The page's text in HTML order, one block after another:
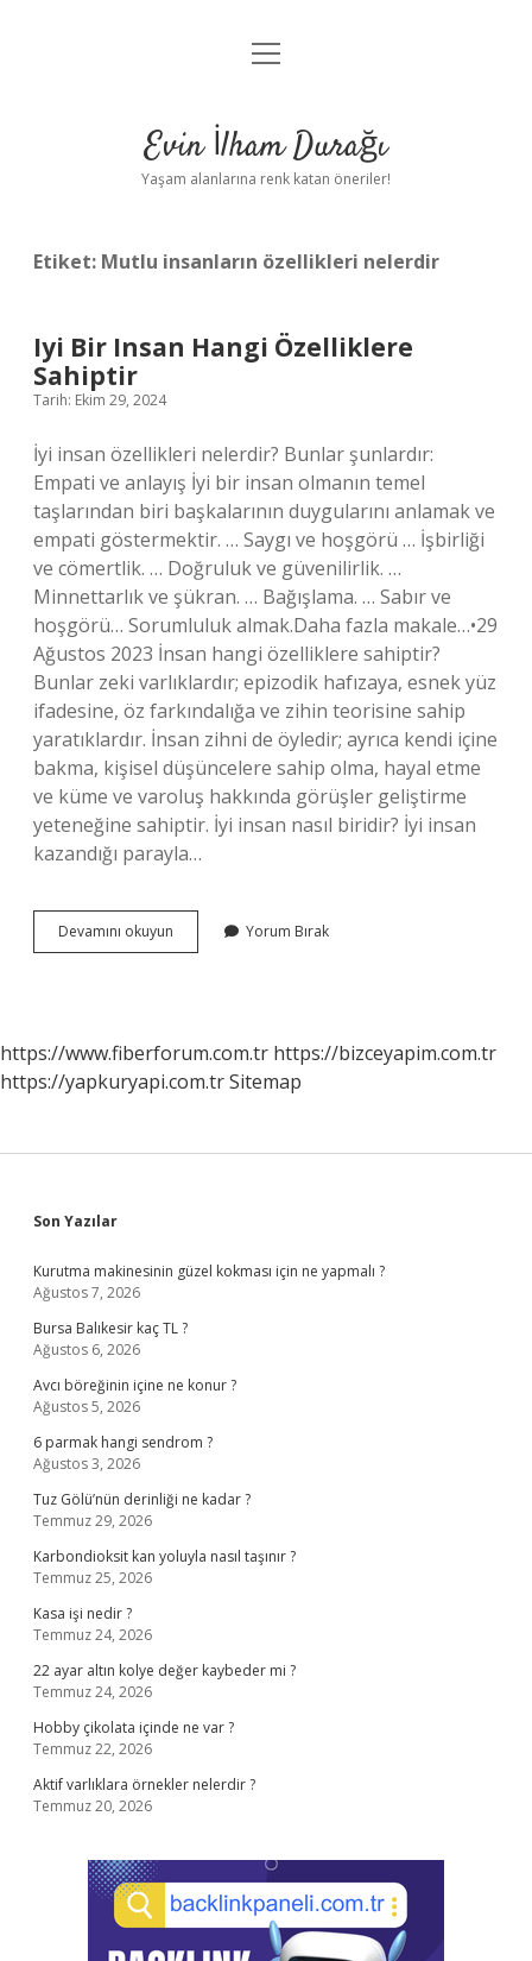
Anasayfa
Yasal Uyarı
menüyü
Evin İlham Durağı
Yaşam alanlarına renk katan öneriler!
Etiket: Mutlu insanların özellikleri nelerdir
Iyi Bir Insan Hangi Özelliklere
Sahiptir
Tarih: Ekim 29, 2024
İyi insan özellikleri nelerdir? Bunlar şunlardır:
Empati ve anlayış İyi bir insan olmanın temel
taşlarından biri başkalarının duygularını anlamak ve
empati göstermektir. … Saygı ve hoşgörü … İşbirliği
ve cömertlik. … Doğruluk ve güvenilirlik. …
Minnettarlık ve şükran. … Bağışlama. … Sabır ve
hoşgörü… Sorumluluk almak.Daha fazla makale…•29
Ağustos 2023 İnsan hangi özelliklere sahiptir?
Bunlar zeki varlıklardır; epizodik hafızaya, esnek yüz
ifadesine, öz farkındalığa ve zihin teorisine sahip
yaratıklardır. İnsan zihni de öyledir; ayrıca kendi içine
bakma, kişisel düşüncelere sahip olma, hayal etme
ve küme ve varoluş hakkında görüşler geliştirme
yeteneğine sahiptir. İyi insan nasıl biridir? İyi insan
kazandığı parayla…
Devamını okuyun
Bir
Yorum Bırak
https://www.fiberforum.com.tr https://bizceyapim.com.tr
https://yapkuryapi.com.trSitemap
Sidebar
Son Yazılar
Kurutma makinesinin güzel kokması için ne yapmalı ?
Ağustos 7, 2026
Bursa Balıkesir kaç TL ?
Ağustos 6, 2026
Avcı böreğinin içine ne konur ?
Ağustos 5, 2026
6 parmak hangi sendrom ?
Ağustos 3, 2026
Tuz Gölü’nün derinliği ne kadar ?
Temmuz 29, 2026
Karbondioksit kan yoluyla nasıl taşınır ?
Temmuz 25, 2026
Kasa işi nedir ?
Temmuz 24, 2026
22 ayar altın kolye değer kaybeder mi ?
Temmuz 24, 2026
Hobby çikolata içinde ne var ?
Temmuz 22, 2026
Aktif varlıklara örnekler nelerdir ?
Temmuz 20, 2026